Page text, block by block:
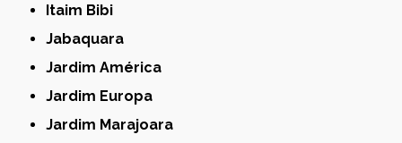
Itaim Bibi
Jabaquara
Jardim América
Jardim Europa
Jardim Marajoara